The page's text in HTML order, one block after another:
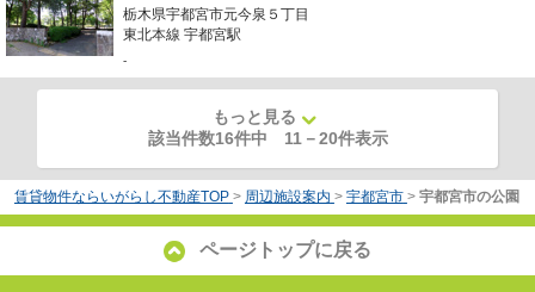
栃木県宇都宮市元今泉５丁目
東北本線 宇都宮駅
-
もっと見る
該当件数16件中 11 －20件表示
賃貸物件ならいがらし不動産TOP > 周辺施設案内 > 宇都宮市 > 宇都宮市の公園
ページトップに戻る